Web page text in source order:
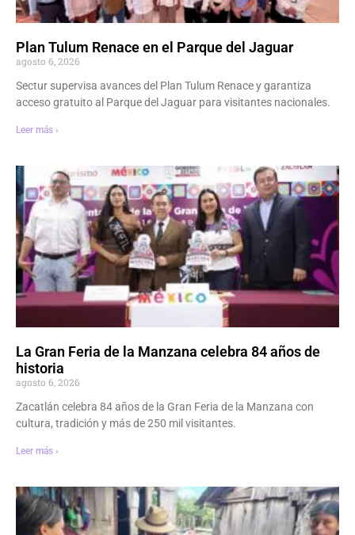
Plan Tulum Renace en el Parque del Jaguar
agosto 6, 2026
Sectur supervisa avances del Plan Tulum Renace y garantiza
acceso gratuito al Parque del Jaguar para visitantes nacionales.
Leer más ›
La Gran Feria de la Manzana celebra 84 años de
historia
agosto 6, 2026
Zacatlán celebra 84 años de la Gran Feria de la Manzana con
cultura, tradición y más de 250 mil visitantes.
Leer más ›